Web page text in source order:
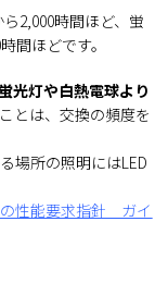
2,000時間ほど、蛍
間ほどです。
光灯や白熱電球より
とは、交換の頻度を
場所の照明にはLED
性能要求指針 ガイ